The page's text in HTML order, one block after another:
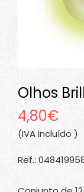
Olhos
4,80€
(IVA incluído )
Ref.: